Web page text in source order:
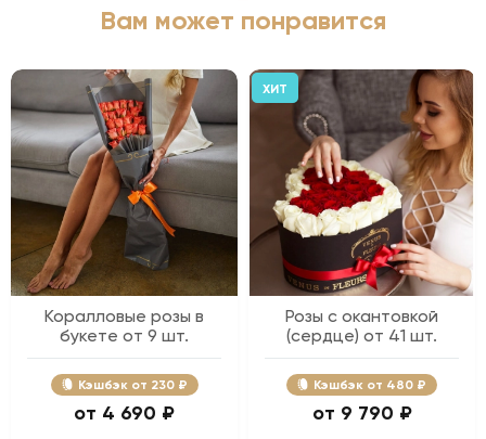
Вам может понравится
Коралловые розы в
букете от 9 шт.
Кэшбэк 230 ₽
4 690 ₽
ХИТ
Розы с окантовкой
(сердце) от 41 шт.
Кэшбэк 480 ₽
9 790 ₽